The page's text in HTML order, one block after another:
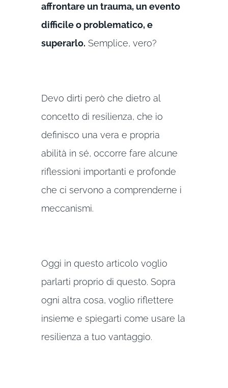
affrontare un trauma, un evento
difficile o problematico, e
superarlo. Semplice, vero?
Devo dirti però che dietro al
concetto di resilienza, che io
definisco una vera e propria
abilità in sé, occorre fare alcune
riflessioni importanti e profonde
che ci servono a comprenderne i
meccanismi.
Oggi in questo articolo voglio
parlarti proprio di questo. Sopra
ogni altra cosa, voglio riflettere
insieme e spiegarti come usare la
resilienza a tuo vantaggio.